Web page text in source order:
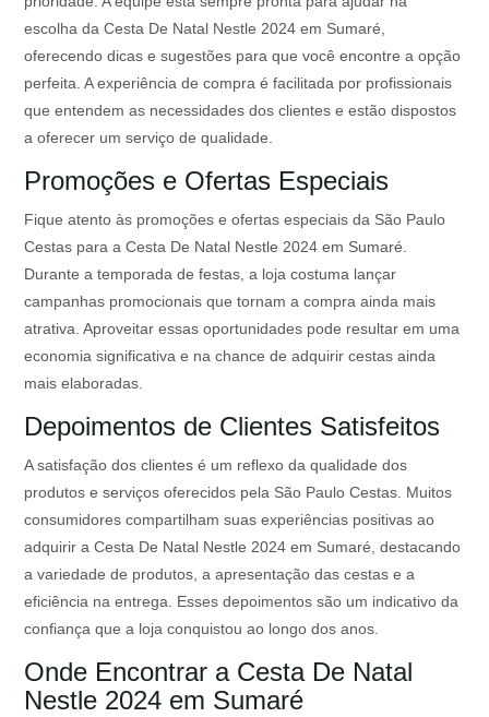
escolha da Cesta De Natal Nestle 2024 em Sumaré,
oferecendo dicas e sugestões para que você encontre a opção
perfeita. A experiência de compra é facilitada por profissionais
que entendem as necessidades dos clientes e estão dispostos
a oferecer um serviço de qualidade.
Promoções e Ofertas Especiais
Fique atento às promoções e ofertas especiais da São Paulo
Cestas para a Cesta De Natal Nestle 2024 em Sumaré.
Durante a temporada de festas, a loja costuma lançar
campanhas promocionais que tornam a compra ainda mais
atrativa. Aproveitar essas oportunidades pode resultar em uma
economia significativa e na chance de adquirir cestas ainda
mais elaboradas.
Depoimentos de Clientes Satisfeitos
A satisfação dos clientes é um reflexo da qualidade dos
produtos e serviços oferecidos pela São Paulo Cestas. Muitos
consumidores compartilham suas experiências positivas ao
adquirir a Cesta De Natal Nestle 2024 em Sumaré, destacando
a variedade de produtos, a apresentação das cestas e a
eficiência na entrega. Esses depoimentos são um indicativo da
confiança que a loja conquistou ao longo dos anos.
Onde Encontrar a Cesta De Natal
Nestle 2024 em Sumaré